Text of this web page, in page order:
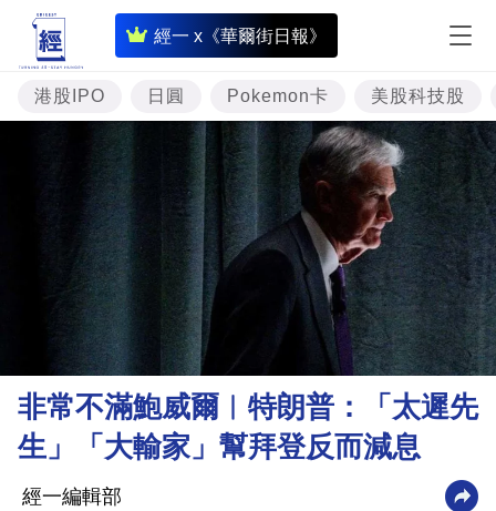
經一 x《華爾街日報》
即
時
財
經
理
財
商
港股IPO 日圓 Pokemon卡 美股科技股
非常不滿鮑威爾︳特朗普：「太遲先
生」「大輸家」幫拜登反而減息
經一編輯部